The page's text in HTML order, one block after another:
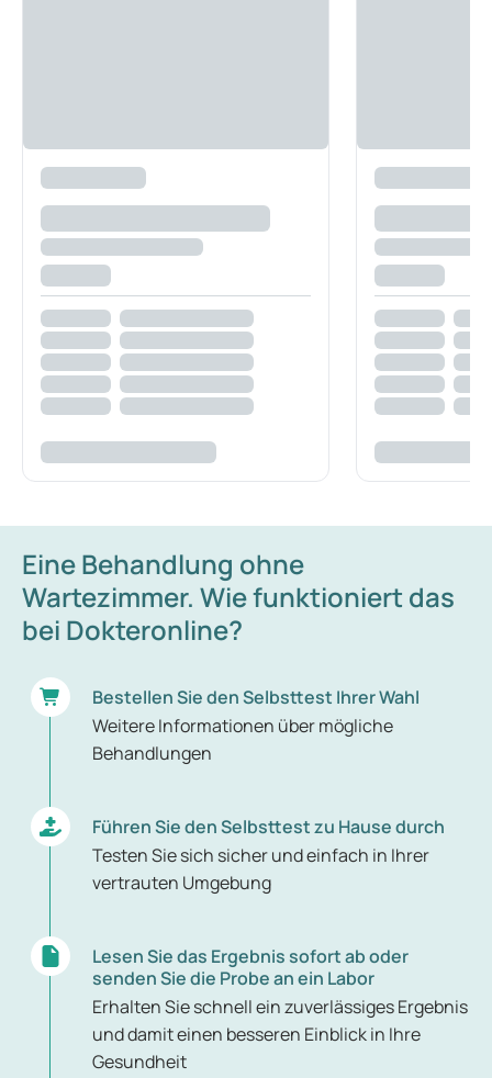
Eine Behandlung ohne
Wartezimmer. Wie funktioniert das
bei Dokteronline?
Bestellen Sie den Selbsttest Ihrer Wahl
Weitere Informationen über mögliche
Behandlungen
Führen Sie den Selbsttest zu Hause durch
Testen Sie sich sicher und einfach in Ihrer
vertrauten Umgebung
Lesen Sie das Ergebnis sofort ab oder
senden Sie die Probe an ein Labor
Erhalten Sie schnell ein zuverlässiges Ergebnis
und damit einen besseren Einblick in Ihre
Gesundheit